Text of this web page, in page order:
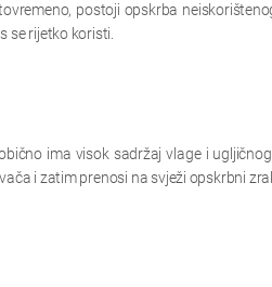
postoji opskrba
se rijetko koristi.
ima visok sadržaj vlage i
i zatim prenosi na svježi opskrbni